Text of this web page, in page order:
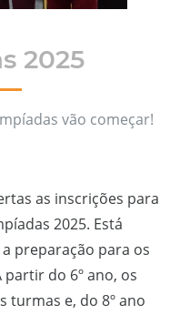
2025
vão começar!
as inscrições para
2025. Está
preparação para os
do 6º ano, os
turmas e, do 8º ano